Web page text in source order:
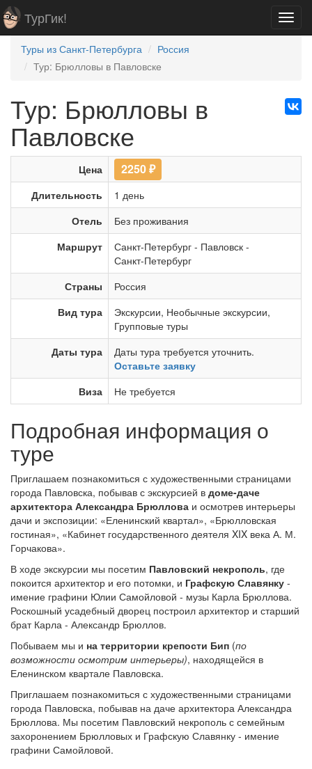
ТурГик!
Туры из Санкт-Петербурга
Россия
Тур: Брюлловы в Павловске
Тур: Брюлловы в
Павловске
Цена 2250₽
Длительность
1 день
Отель
Без проживания
Маршрут
Санкт-Петербург - Павловск -
Санкт-Петербург
Страны
Россия
Вид тура
Экскурсии, Необычные экскурсии,
Групповые туры
Даты тура
Даты тура требуется уточнить.
Оставьте заявку
Виза
Не требуется
Подробная информация о
туре
Приглашаем познакомиться с художественными страницами
города Павловска, побывав с экскурсией в доме-даче
архитектора Александра Брюллова и осмотрев интерьеры
дачи и экспозиции: «Еленинский квартал», «Брюлловская
гостиная», «Кабинет государственного деятеля XIX века А. М.
Горчакова».
В ходе экскурсии мы посетим Павловский некрополь, где
покоится архитектор и его потомки, и Графскую Славянку -
имение графини Юлии Самойловой - музы Карла Брюллова.
Роскошный усадебный дворец построил архитектор и старший
брат Карла - Александр Брюллов.
Побываем мы и на территории крепости Бип (по
возможности осмотрим интерьеры), находящейся в
Еленинском квартале Павловска.
Приглашаем познакомиться с художественными страницами
города Павловска, побывав на даче архитектора Александра
Брюллова. Мы посетим Павловский некрополь с семейным
захоронением Брюлловых и Графскую Славянку - имение
графини Самойловой.